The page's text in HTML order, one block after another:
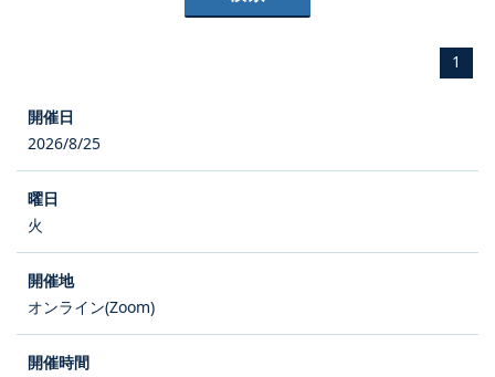
1
2026/8/25
火
オンライン(Zoom)